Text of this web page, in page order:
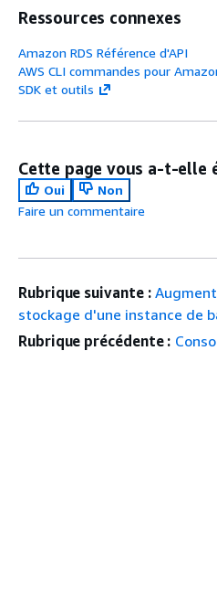
Ressources connexes
Amazon RDS Référence d'API
AWS CLI commandes pour
SDK et outils
Cette page vous a-t-elle
Oui
Non
Faire un commentaire
Rubrique suivante :
stockage d'une instance de
Rubrique précédente :